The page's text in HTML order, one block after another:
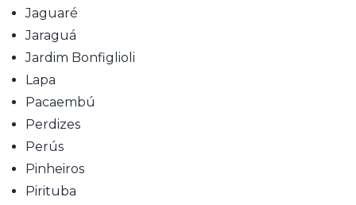
Jaguaré
Jaraguá
Jardim Bonfiglioli
Lapa
Pacaembú
Perdizes
Perús
Pinheiros
Pirituba